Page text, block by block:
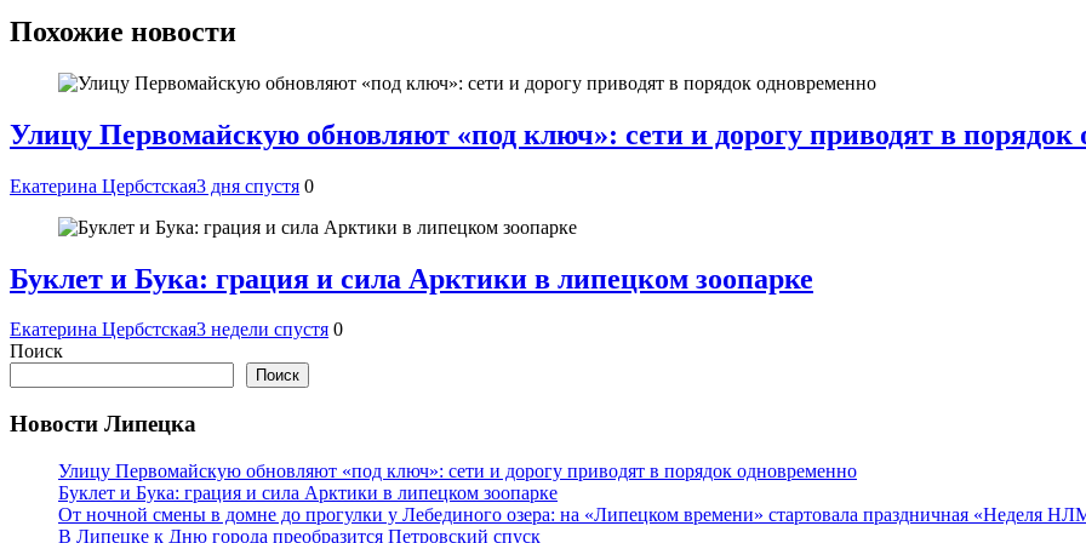
Похожие новости
Улицу Первомайскую обновляют «под ключ»: сети и дорогу приводят в порядок
Екатерина Цербстская3 дня спустя 0
Буклет и Бука: грация и сила Арктики в липецком зоопарке
Екатерина Цербстская3 недели спустя 0
Поиск
Поиск
Новости Липецка
Улицу Первомайскую обновляют «под ключ»: сети и дорогу приводят в порядок одновременно
Буклет и Бука: грация и сила Арктики в липецком зоопарке
От ночной смены в домне до прогулки у Лебединого озера: на «Липецком времени» стартовала праздничная «Неделя
В Липецке к Дню города преобразится Петровский спуск